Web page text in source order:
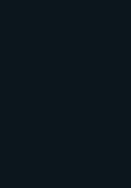
op de zijden van het
zij dienen duidelijk
opzichte van het
te zijn geplaatst. Ieder merk
lijn van ten minste 30
van het vlak van
is gemeten en uit
lengte, geplaatst loodrecht
horizontale lijn; het
worden met lijnen die met
vormen, waarvan dan
is. De lijnen worden
lijnen van de
gelijke afstand uit elkaar
zijn met betrekking